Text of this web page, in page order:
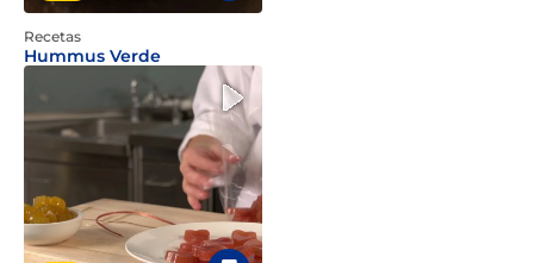
Recetas
Hummus Verde